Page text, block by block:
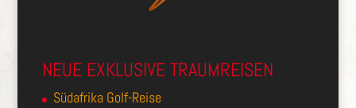
NEUE EXKLUSIVE TRAUMREISEN
Südafrika Golf-Reise